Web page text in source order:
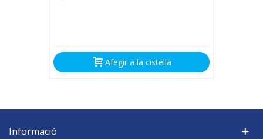
Afegir a la cistella
Informació